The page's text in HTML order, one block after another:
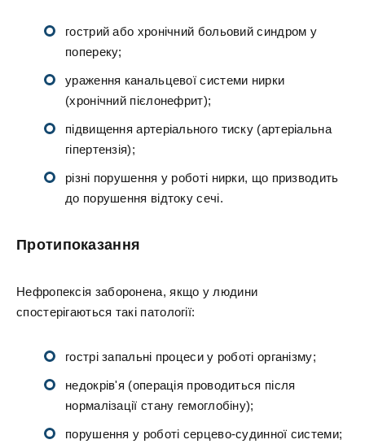
гострий або хронічний больовий синдром у
попереку;
ураження канальцевої системи нирки
(хронічний пієлонефрит);
підвищення артеріального тиску (артеріальна
гіпертензія);
різні порушення у роботі нирки, що призводить
до порушення відтоку сечі.
Протипоказання
Нефропексія заборонена, якщо у людини
спостерігаються такі патології:
гострі запальні процеси у роботі організму;
недокрів'я (операція проводиться після
нормалізації стану гемоглобіну);
порушення у роботі серцево-судинної системи;